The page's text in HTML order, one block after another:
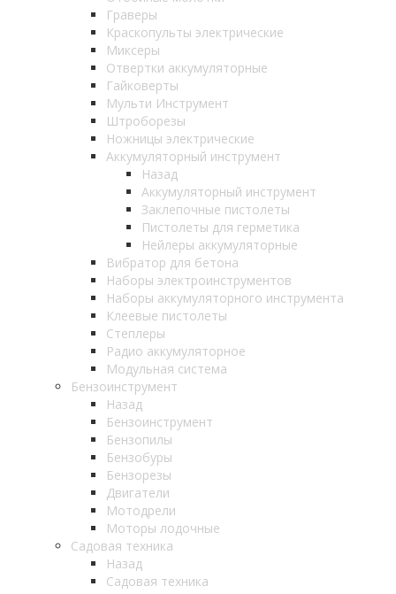
Граверы
Краскопульты электрические
Миксеры
Отвертки аккумуляторные
Гайковерты
Мульти Инструмент
Штроборезы
Ножницы электрические
Аккумуляторный инструмент
Назад
Аккумуляторный инструмент
Заклепочные пистолеты
Пистолеты для герметика
Нейлеры аккумуляторные
Вибратор для бетона
Наборы электроинструментов
Наборы аккумуляторного инструмента
Клеевые пистолеты
Степлеры
Радио аккумуляторное
Модульная система
Бензоинструмент
Назад
Бензоинструмент
Бензопилы
Бензобуры
Бензорезы
Двигатели
Мотодрели
Моторы лодочные
Садовая техника
Назад
Садовая техника